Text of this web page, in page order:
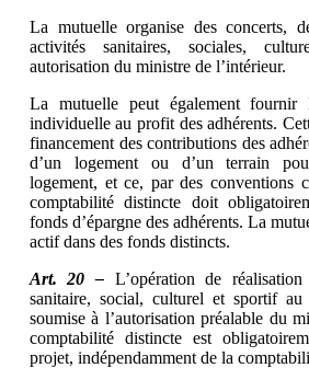
La mutuelle organise des concerts,
activités sanitaires, sociales,
autorisation du ministre de l’intérieur.
La mutuelle peut également fournir
individuelle au profit des adhérents.
financement des contributions des
d’un logement ou d’un terrain
logement, et ce, par des conventions
comptabilité distincte doit
fonds d’épargne des adhérents. La
actif dans des fonds distincts.
Art. 20 – L’opération de
sanitaire, social, culturel et sportif au
soumise à l’autorisation préalable du
comptabilité distincte est
projet, indépendamment de la